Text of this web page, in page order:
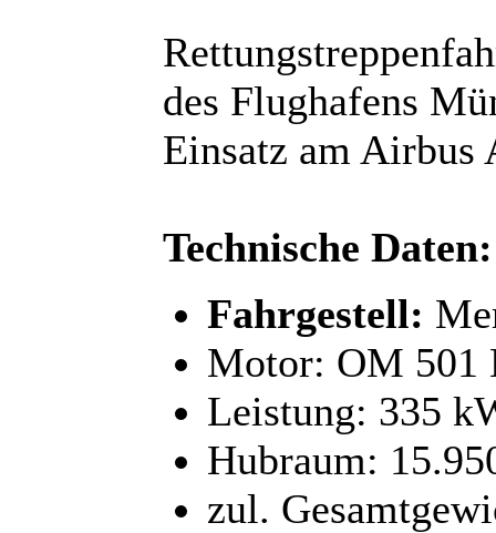
des Flughafens
Einsatz am Airbus
Technische Daten:
Fahrgestell:
Motor: OM
Leistung: 335
Hubraum:
zul.